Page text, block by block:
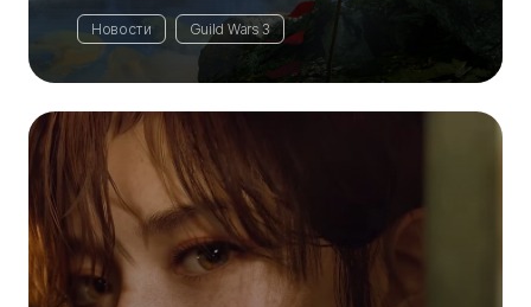
Новости Guild Wars 3